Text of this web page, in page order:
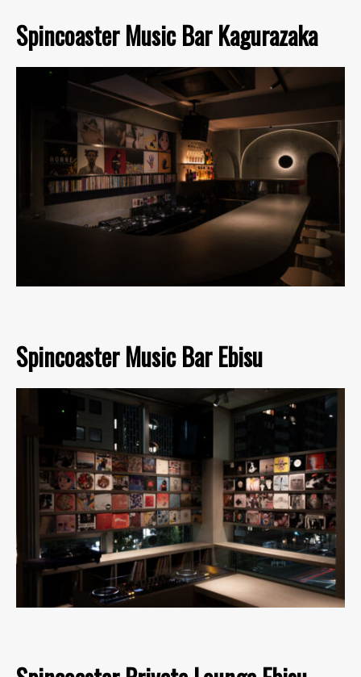
Spincoaster Music Bar Kagurazaka
Spincoaster Music Bar Ebisu